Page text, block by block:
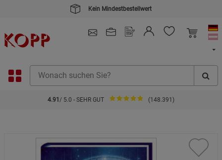
Kein Mindestbestellwert
4.91 / 5.0 - SEHR GUT (148.391)